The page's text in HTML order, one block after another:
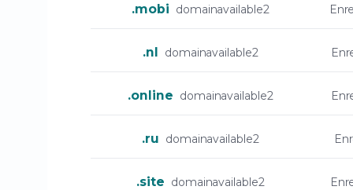
.mobi domainavailable2
.nl domainavailable2
.online domainavailable2
.ru domainavailable2
.site domainavailable2